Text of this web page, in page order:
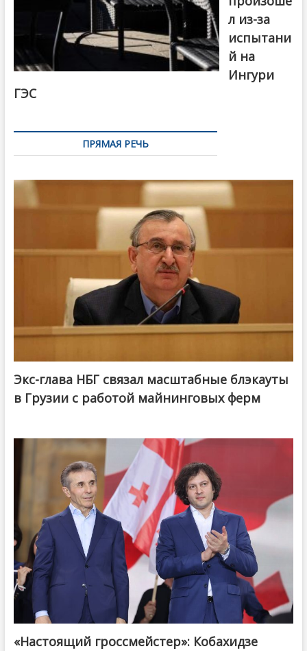
л из-за
испытани
й на
Ингури
ГЭС
ПРЯМАЯ РЕЧЬ
Экс-глава НБГ связал масштабные блэкауты
в Грузии с работой майнинговых ферм
@ქართული ოცნება / Georgian Dream
«Настоящий гроссмейстер»: Кобахидзе